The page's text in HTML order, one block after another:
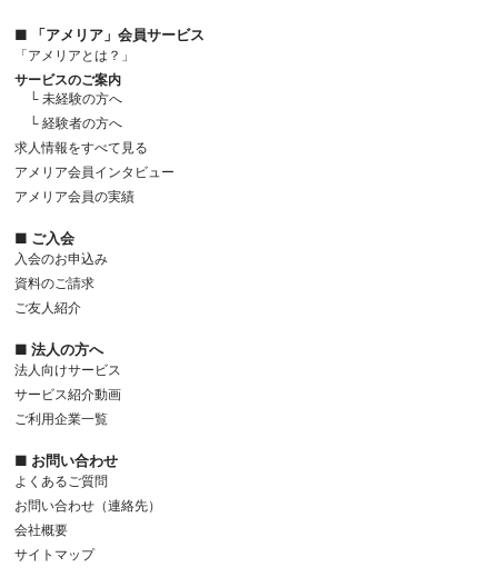
■ 「アメリア」会員サービス
「アメリアとは？」
サービスのご案内
└ 未経験の方へ
└ 経験者の方へ
求人情報をすべて見る
アメリア会員インタビュー
アメリア会員の実績
■ ご入会
入会のお申込み
資料のご請求
ご友人紹介
■ 法人の方へ
法人向けサービス
サービス紹介動画
ご利用企業一覧
■ お問い合わせ
よくあるご質問
お問い合わせ（連絡先）
会社概要
サイトマップ